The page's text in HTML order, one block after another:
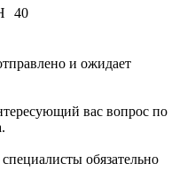
40
и ожидает
вас вопрос по
обязательно